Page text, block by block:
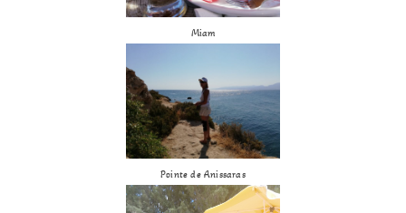
Miam
Pointe de Anissaras